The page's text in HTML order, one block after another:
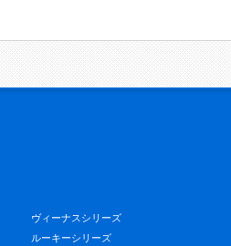
ヴィーナスシリーズ
ルーキーシリーズ